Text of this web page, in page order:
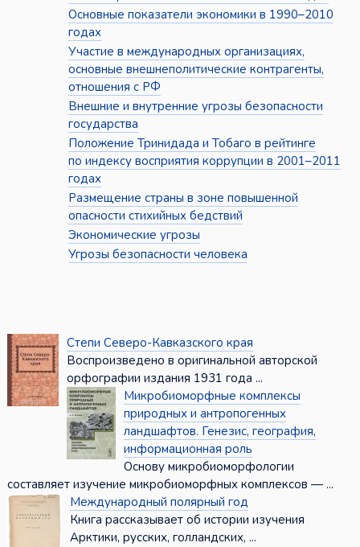
Основные показатели экономики в 1990–2010
годах
Участие в международных организациях,
основные внешнеполитические контрагенты,
отношения с РФ
Внешние и внутренние угрозы безопасности
государства
Положение Тринидада и Тобаго в рейтинге
по индексу восприятия коррупции в 2001–2011
годах
Размещение страны в зоне повышенной
опасности стихийных бедствий
Экономические угрозы
Угрозы безопасности человека
Степи Северо-Кавказского края
Воспроизведено в оригинальной авторской
орфографии издания 1931 года ...
Микробиоморфные комплексы
природных и антропогенных
ландшафтов. Генезис, география,
информационная роль
Основу микробиоморфологии
составляет изучение микробиоморфных комплексов — ...
Международный полярный год
Книга рассказывает об истории изучения
Арктики, русских, голландских, ...